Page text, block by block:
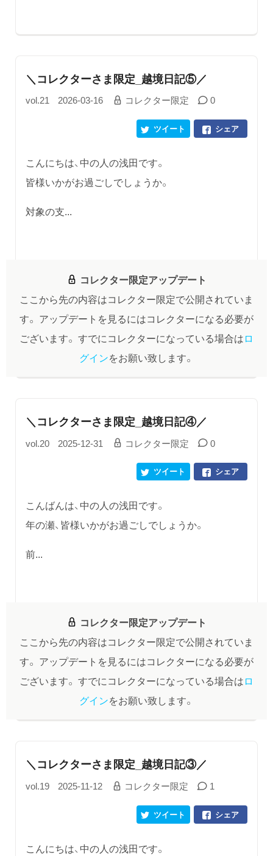
＼コレクターさま限定_越境日記⑤／
vol.21 2026-03-16 コレクター限定 0
シェア
ツイート
こんにちは、中の人の浅田です。
皆様いかがお過ごしでしょうか。
対象の支...
コレクター限定アップデート
ここから先の内容はコレクター限定で公開されていま
す。 アップデートを見るにはコレクターになる必要が
ございます。 すでにコレクターになっている場合はロ
グインをお願い致します。
＼コレクターさま限定_越境日記④／
vol.20 2025-12-31 コレクター限定 0
シェア
ツイート
こんばんは、中の人の浅田です。
年の瀬、皆様いかがお過ごしでしょうか。
前...
コレクター限定アップデート
ここから先の内容はコレクター限定で公開されていま
す。 アップデートを見るにはコレクターになる必要が
ございます。 すでにコレクターになっている場合はロ
グインをお願い致します。
＼コレクターさま限定_越境日記③／
vol.19 2025-11-12 コレクター限定 1
シェア
ツイート
こんにちは、中の人の浅田です。